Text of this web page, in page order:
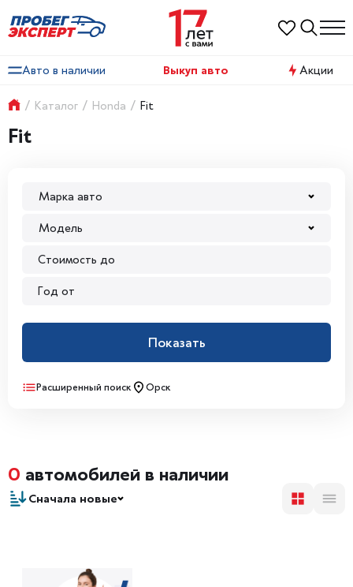
Авто в наличии Выкуп авто Акции
/ Каталог / Honda / Fit
Fit
Марка авто
Модель
Показать
Расширенный поиск Орск
0 автомобилей в наличии
Сначала новые